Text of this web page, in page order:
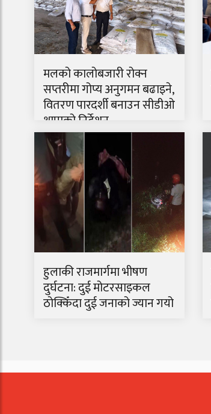
मलको कालोबजारी रोक्न
सप्तरीमा गोप्य अनुगमन बढाइने,
वितरण पारदर्शी बनाउन सीडीओ
थापाको निर्देशन
हुलाकी राजमार्गमा भीषण
दुर्घटना: दुई मोटरसाइकल
ठोक्किँदा दुई जनाको ज्यान गयो